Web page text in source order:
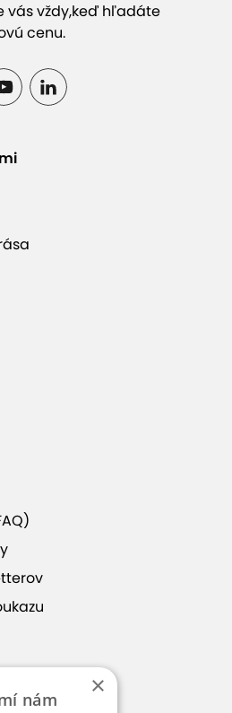
vás vždy,keď hľadáte
cenu.
×
nám